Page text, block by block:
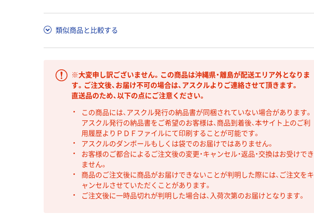
類似商品と比較する
※大変申し訳ございません。この商品は沖縄県・離島が配送エリア外となりま
す。ご注文後、お届け不可の場合は、アスクルよりご連絡させて頂きます。
直送品のため、以下の点にご注意ください。
この商品には、アスクル発行の納品書が同梱されていない場合があります。
アスクル発行の納品書をご希望のお客様は、商品到着後、本サイト上のご利
用履歴よりＰＤＦファイルにて印刷することが可能です。
アスクルのダンボールもしくは袋でのお届けではありません。
お客様のご都合によるご注文後の変更・キャンセル・返品・交換はお受けでき
ません。
商品のご注文後に商品がお届けできないことが判明した際には、ご注文をキ
ャンセルさせていただくことがあります。
ご注文後に一時品切れが判明した場合は、入荷次第のお届けとなります。